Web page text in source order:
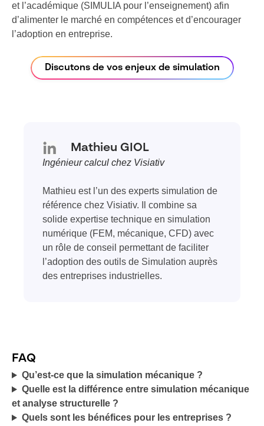
et l’académique (SIMULIA pour l’enseignement) afin
d’alimenter le marché en compétences et d’encourager
l’adoption en entreprise.
Discutons de vos enjeux de simulation
Mathieu GIOL
Ingénieur calcul chez Visiativ
Mathieu est l’un des experts simulation de
référence chez Visiativ. Il combine sa
solide expertise technique en simulation
numérique (FEM, mécanique, CFD) avec
un rôle de conseil permettant de faciliter
l’adoption des outils de Simulation auprès
des entreprises industrielles.
FAQ
Qu’est-ce que la simulation mécanique ?
Quelle est la différence entre simulation mécanique
et analyse structurelle ?
Quels sont les bénéfices pour les entreprises ?